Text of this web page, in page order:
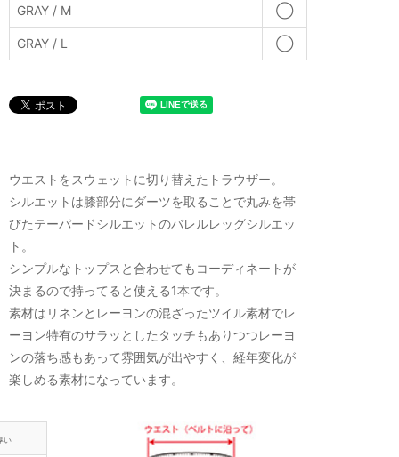
GRAY / M ◯
GRAY / L ◯
ウエストをスウェットに切り替えたトラウザー。
シルエットは膝部分にダーツを取ることで丸みを帯
びたテーパードシルエットのバレルレッグシルエッ
ト。
シンプルなトップスと合わせてもコーディネートが
決まるので持ってると使える1本です。
素材はリネンとレーヨンの混ざったツイル素材でレ
ーヨン特有のサラッとしたタッチもありつつレーヨ
ンの落ち感もあって雰囲気が出やすく、経年変化が
楽しめる素材になっています。
い